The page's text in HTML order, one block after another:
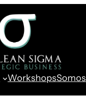
WorkshopsSomos